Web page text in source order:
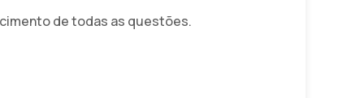
de todas as questões.